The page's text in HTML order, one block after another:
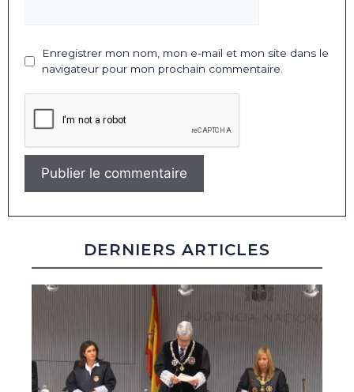
Enregistrer mon nom, mon e-mail et mon site dans le
navigateur pour mon prochain commentaire.
DERNIERS ARTICLES